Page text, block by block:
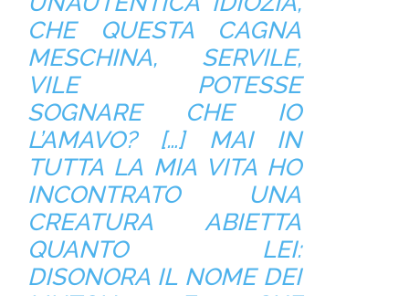
CHE QUESTA CAGNA
MESCHINA, SERVILE,
VILE POTESSE
SOGNARE CHE IO
L’AMAVO? […] MAI IN
TUTTA LA MIA VITA HO
INCONTRATO UNA
CREATURA ABIETTA
QUANTO LEI:
DISONORA IL NOME DEI